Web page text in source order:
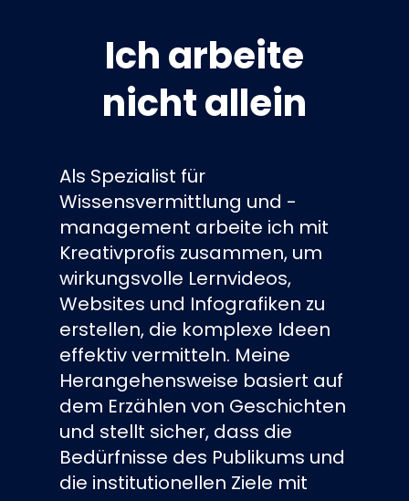
Ich arbeite
nicht allein
Als Spezialist für
Wissensvermittlung und -
management arbeite ich mit
Kreativprofis zusammen, um
wirkungsvolle Lernvideos,
Websites und Infografiken zu
erstellen, die komplexe Ideen
effektiv vermitteln. Meine
Herangehensweise basiert auf
dem Erzählen von Geschichten
und stellt sicher, dass die
Bedürfnisse des Publikums und
die institutionellen Ziele mit